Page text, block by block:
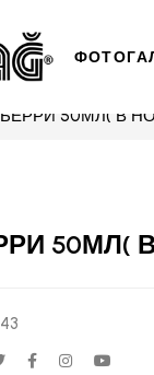
50МЛ( В
50МЛ(